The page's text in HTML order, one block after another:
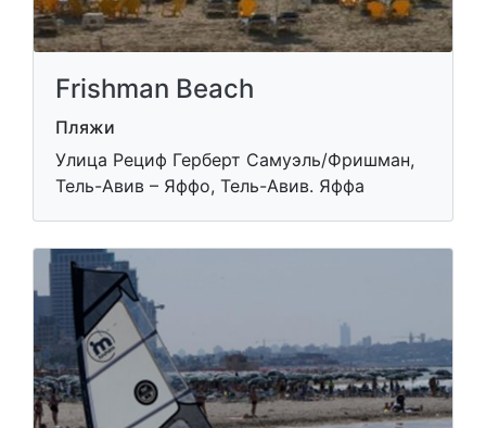
Frishman Beach
Пляжи
Улица Рециф Герберт Самуэль/Фришман,
Тель-Авив – Яффо, Тель-Авив. Яффа